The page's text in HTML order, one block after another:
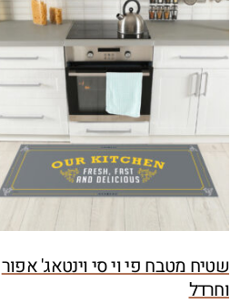
שטיח מטבח פי וי סי וינטאג' אפור
וחרדל